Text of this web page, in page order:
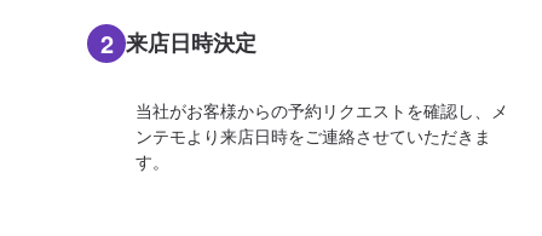
2 来店日時決定
当社がお客様からの予約リクエストを確認し、メ
ンテモより来店日時をご連絡させていただきま
す。